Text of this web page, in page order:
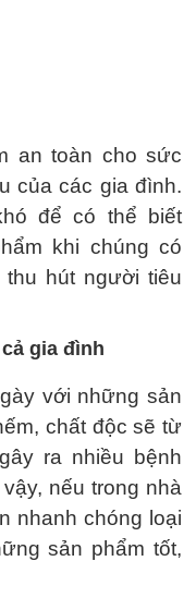
an toàn cho sức
của các gia đình.
để có thể biết
khi chúng có
thu hút người tiêu
gia đình
với những sản
chất độc sẽ từ
ra nhiều bệnh
nếu trong nhà
nhanh chóng loại
sản phẩm tốt,